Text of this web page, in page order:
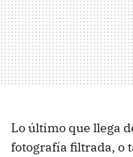
Lo último que llega
fotografía filtrada, o